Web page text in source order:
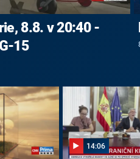
8.8. v 20:40 -
15
14:06